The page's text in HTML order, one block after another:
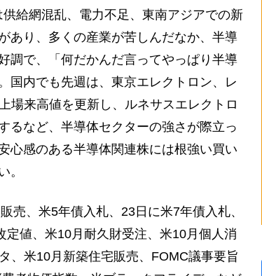
給網混乱、電力不足、東南アジアでの新
あり、多くの産業が苦しんだなか、半導
調で、「何だかんだ言ってやっぱり半導
国内でも先週は、東京エレクトロン、レ
場来高値を更新し、ルネサスエレクトロ
るなど、半導体セクターの強さが際立っ
心感のある半導体関連株には根強い買い
。
、米5年債入札、23日に米7年債入札、
値、米10月耐久財受注、米10月個人消
、米10月新築住宅販売、FOMC議事要旨